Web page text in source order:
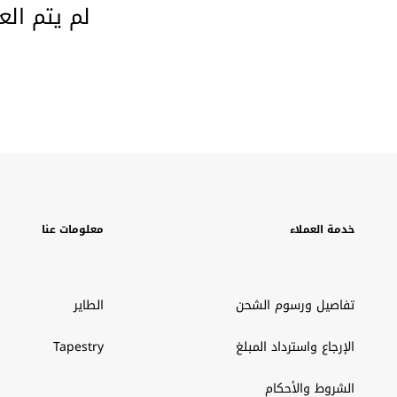
لم يتم
خدمة العملاء
تفاصيل ورسوم الشحن
الإرجاع واسترداد المبلغ
الشروط والأحكام
معلومات عنا
الطاير
Tapestry